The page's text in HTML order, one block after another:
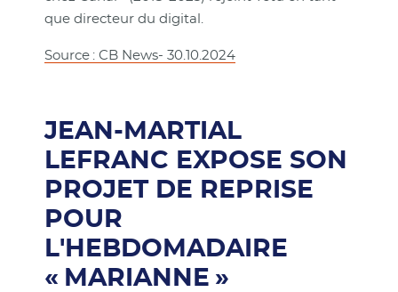
que directeur du digital.
Source : CB News- 30.10.2024
JEAN-MARTIAL
LEFRANC EXPOSE SON
PROJET DE REPRISE
POUR
L'HEBDOMADAIRE
« MARIANNE »